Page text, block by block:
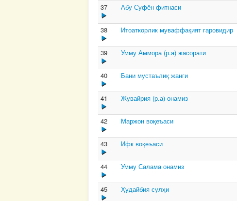
37 Абу Суфён фитнаси
38 Итоаткорлик муваффақият гаровидир
39 Умму Аммора (р.а) жасорати
40 Бани мустаълиқ жанги
41 Жувайрия (р.а) онамиз
42 Маржон воқеъаси
43 Ифк воқеъаси
44 Умму Салама онамиз
45 Ҳудайбия сулҳи